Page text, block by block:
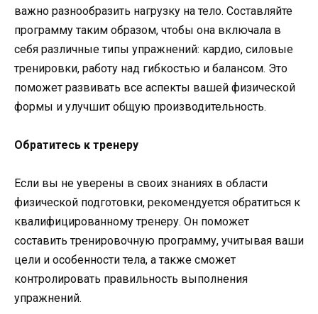
важно разнообразить нагрузку на тело. Составляйте
программу таким образом, чтобы она включала в
себя различные типы упражнений: кардио, силовые
тренировки, работу над гибкостью и балансом. Это
поможет развивать все аспекты вашей физической
формы и улучшит общую производительность.
Обратитесь к тренеру
Если вы не уверены в своих знаниях в области
физической подготовки, рекомендуется обратиться к
квалифицированному тренеру. Он поможет
составить тренировочную программу, учитывая ваши
цели и особенности тела, а также сможет
контролировать правильность выполнения
упражнений.